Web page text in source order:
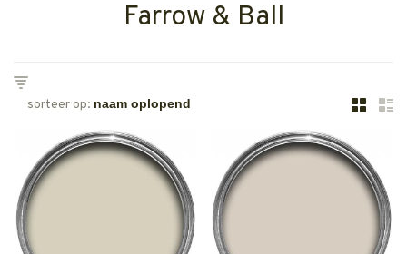
Farrow & Ball
sorteer op: